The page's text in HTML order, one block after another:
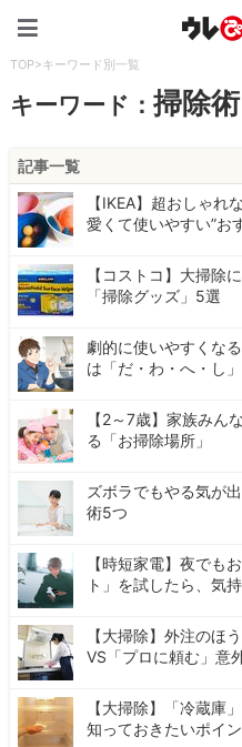
TOP>キーワード別一覧
キーワード：掃除
記事一覧
【IKEA】超おしゃれ
愛くて使いやすい”お
【コストコ】大掃除
「掃除グッズ」5選
劇的に使いやすくな
は「だ・わ・へ・し」
【2～7歳】家族みん
る「お掃除場所」
ズボラでもやる気が
術5つ
【時短家電】夜でも
ト」を試したら、気
【大掃除】外注のほ
VS「プロに頼む」意
【大掃除】「冷蔵庫
知っておきたいポイ